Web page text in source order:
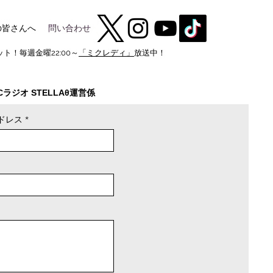
さんへ 問い合わせ
！毎週金曜22:00～ 「ミクレディ」 放送中！
ジオ STELLAθ運営係
レス